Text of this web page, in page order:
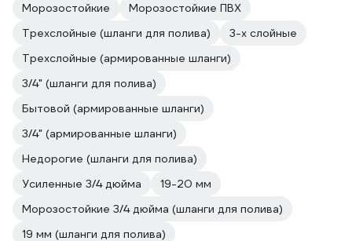
Морозостойкие
Морозостойкие ПВХ
Трехслойные (шланги для полива)
3-х слойные
Трехслойные (армированные шланги)
3/4" (шланги для полива)
Бытовой (армированные шланги)
3/4" (армированные шланги)
Недорогие (шланги для полива)
Усиленные 3/4 дюйма
19-20 мм
Морозостойкие 3/4 дюйма (шланги для полива)
19 мм (шланги для полива)